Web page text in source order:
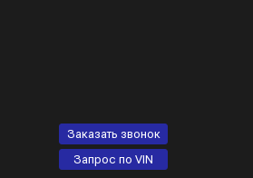
Заказать звонок
Запрос по VIN